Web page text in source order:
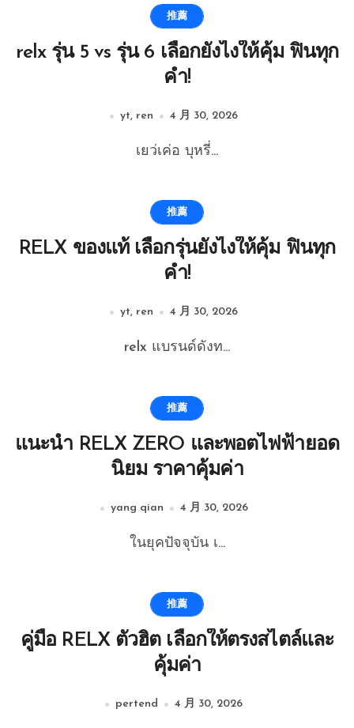
推薦
relx รุ่น 5 vs รุ่น 6 เลือกยังไงให้คุ้ม ฟินทุก
คำ!
yt, ren 4 月 30, 2026
เยว่เค่อ บุหรี่...
推薦
RELX ของแท้ เลือกรุ่นยังไงให้คุ้ม ฟินทุก
คำ!
yt, ren 4 月 30, 2026
relx แบรนด์ดังท...
推薦
แนะนำ RELX ZERO และพอตไฟฟ้ายอด
นิยม ราคาคุ้มค่า
yang qian 4 月 30, 2026
ในยุคปัจจุบัน เ...
推薦
คู่มือ RELX ตัวฮิต เลือกให้ตรงสไตล์และ
คุ้มค่า
pertend 4 月 30, 2026